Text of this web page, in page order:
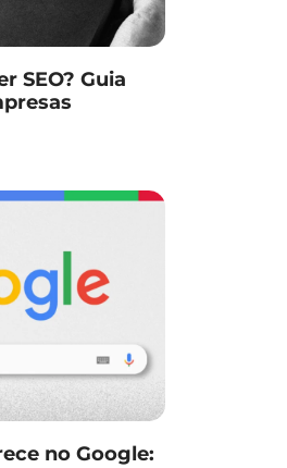
SEO? Guia
no Google: